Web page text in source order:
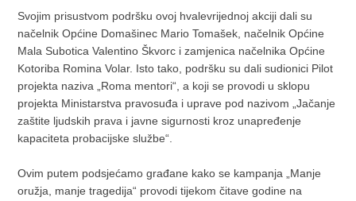
Svojim prisustvom podršku ovoj hvalevrijednoj akciji dali su
načelnik Općine Domašinec Mario Tomašek, načelnik Općine
Mala Subotica Valentino Škvorc i zamjenica načelnika Općine
Kotoriba Romina Volar. Isto tako, podršku su dali sudionici Pilot
projekta naziva „Roma mentori“, a koji se provodi u sklopu
projekta Ministarstva pravosuđa i uprave pod nazivom „Jačanje
zaštite ljudskih prava i javne sigurnosti kroz unapređenje
kapaciteta probacijske službe“.
Ovim putem podsjećamo građane kako se kampanja „Manje
oružja, manje tragedija“ provodi tijekom čitave godine na